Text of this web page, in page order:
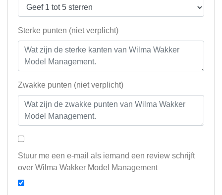
Sterke punten (niet verplicht)
Zwakke punten (niet verplicht)
Stuur me een e-mail als iemand een review schrijft
over Wilma Wakker Model Management